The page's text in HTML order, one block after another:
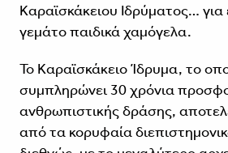
Καραϊσκάκειου Ιδρύματος…
γεμάτο παιδικά χαμόγελα.
Το Καραϊσκάκειο Ίδρυμα, το
συμπληρώνει 30 χρόνια
ανθρωπιστικής δράσης,
από τα κορυφαία